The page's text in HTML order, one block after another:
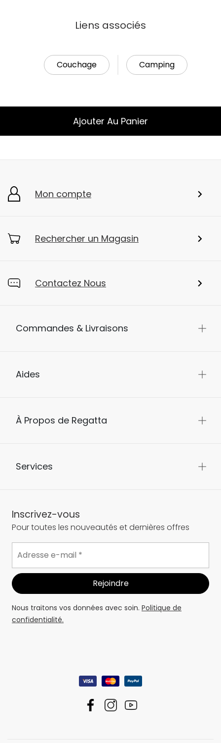
Liens associés
Couchage Camping
Ajouter Au Panier
Mon compte
Rechercher un Magasin
Contactez Nous
Commandes & Livraisons
Aides
À Propos de Regatta
Services
Inscrivez-vous
Pour toutes les nouveautés et dernières offres
Nous traitons vos données avec soin. Politique de
confidentialité.